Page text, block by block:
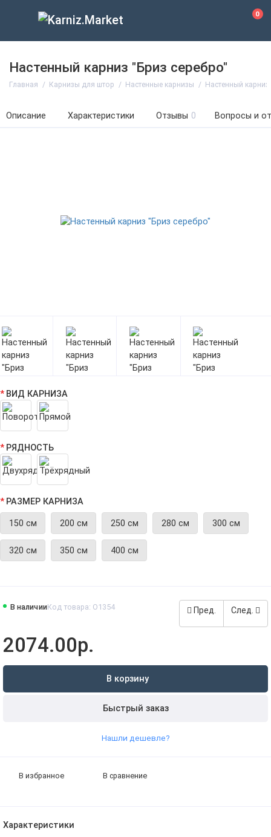
0
Настенный карниз "Бриз серебро"
Главная Карнизы для штор Настенные карнизы Настенный карниз
Описание Характеристики Отзывы 0 Вопросы и
Пред. След.
В наличииКод товара: O1354
2074.00р.
В корзину
Быстрый заказ
Нашли дешевле?
В избранное В сравнение
ВИД КАРНИЗА
РЯДНОСТЬ
РАЗМЕР КАРНИЗА
150 см 200 см 250 см 280 см 300 см
320 см 350 см 400 см
Характеристики